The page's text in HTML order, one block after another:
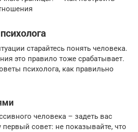
старайтесь понять человека.
это правило тоже срабатывает.
психолога, как правильно
человека – задеть вас
совет: не показывайте, что